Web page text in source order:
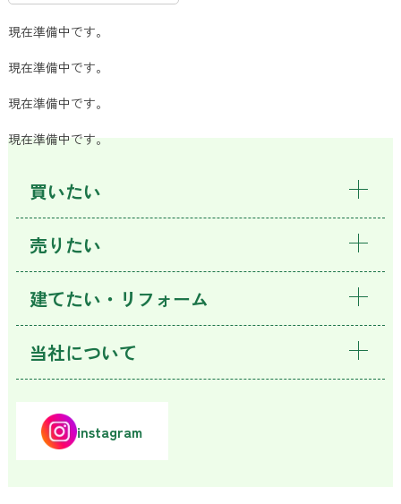
現在準備中です。
現在準備中です。
現在準備中です。
現在準備中です。
買いたい
売りたい
建てたい・リフォーム
当社について
instagram